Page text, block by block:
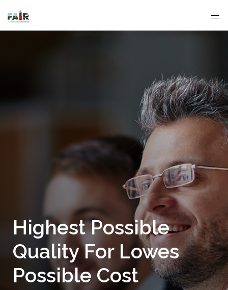
Highest Possible
Quality For Lowes
Possible Cost